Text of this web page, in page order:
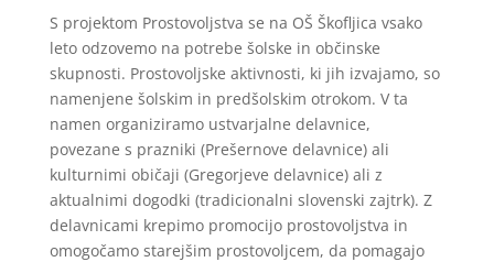
S projektom Prostovoljstva se na OŠ Škofljica vsako
leto odzovemo na potrebe šolske in občinske
skupnosti. Prostovoljske aktivnosti, ki jih izvajamo, so
namenjene šolskim in predšolskim otrokom. V ta
namen organiziramo ustvarjalne delavnice,
povezane s prazniki (Prešernove delavnice) ali
kulturnimi običaji (Gregorjeve delavnice) ali z
aktualnimi dogodki (tradicionalni slovenski zajtrk). Z
delavnicami krepimo promocijo prostovoljstva in
omogočamo starejšim prostovoljcem, da pomagajo